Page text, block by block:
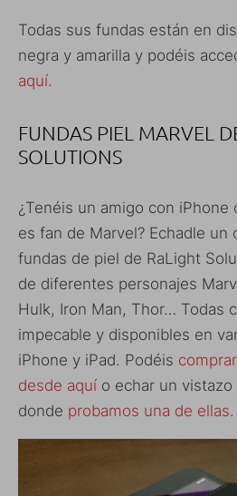
Todas sus fundas están en
negra y amarilla y podéis
aquí.
FUNDAS PIEL MARVEL
SOLUTIONS
¿Tenéis un amigo con iPhone
es fan de Marvel? Echadle un
fundas de piel de RaLight
de diferentes personajes
Hulk, Iron Man, Thor… Todas
impecable y disponibles en
iPhone y iPad. Podéis
desde aquí o echar un
donde probamos una de ellas.